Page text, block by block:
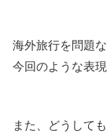
海外旅行を問題
今回のような表
また、どうして